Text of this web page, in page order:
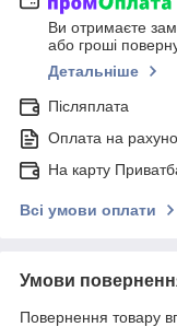
Ви отримаєте
або гроші
Детальніше
Післяплата
Оплата на
На карту
Всі умови оплати
Умови
Повернення товару